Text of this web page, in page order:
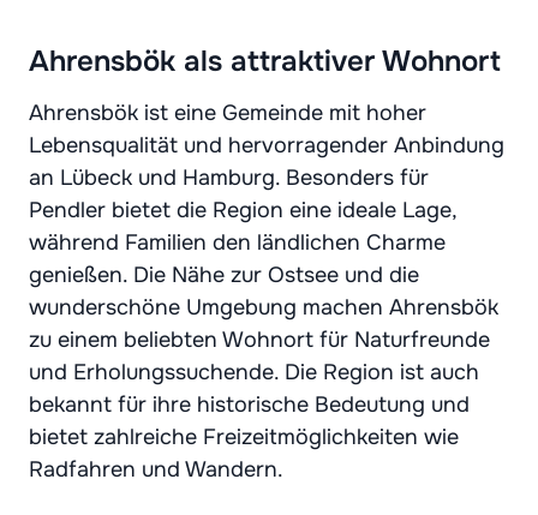
Ahrensbök als attraktiver Wohnort
Ahrensbök ist eine Gemeinde mit hoher
Lebensqualität und hervorragender Anbindung
an Lübeck und Hamburg. Besonders für
Pendler bietet die Region eine ideale Lage,
während Familien den ländlichen Charme
genießen. Die Nähe zur Ostsee und die
wunderschöne Umgebung machen Ahrensbök
zu einem beliebten Wohnort für Naturfreunde
und Erholungssuchende. Die Region ist auch
bekannt für ihre historische Bedeutung und
bietet zahlreiche Freizeitmöglichkeiten wie
Radfahren und Wandern.